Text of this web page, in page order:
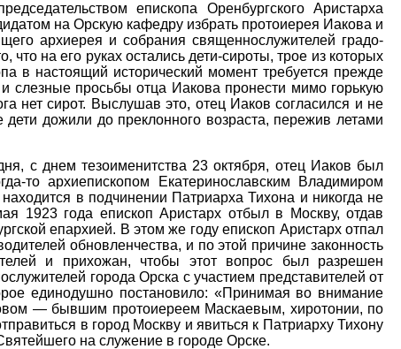
епископа Оренбургского Аристарха
на Орскую кафедру избрать протоиерея Иакова и
архиерея и собрания священнослужителей градо-
что на его руках остались дети-сироты, трое из которых
в настоящий исторический момент требуется прежде
слезные просьбы отца Иакова пронести мимо горькую
нет сирот. Выслушав это, отец Иаков согласился и не
дожили до преклонного возраста, пережив летами
с днем тезоименитства 23 октября, отец Иаков был
то архиепископом Екатеринославским Владимиром
в подчинении Патриарха Тихона и никогда не
1923 года епископ Аристарх отбыл в Москву, отдав
епархией. В этом же году епископ Аристарх отпал
обновленчества, и по этой причине законность
и прихожан, чтобы этот вопрос был разрешен
города Орска с участием представителей от
единодушно постановило: «Принимая во внимание
— бывшим протоиереем Маскаевым, хиротонии, по
в город Москву и явиться к Патриарху Тихону
на служение в городе Орске.